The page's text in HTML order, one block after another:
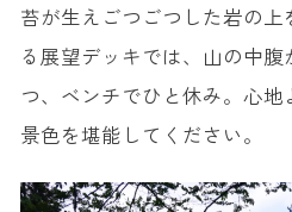
苔が生えごつごつした岩の
る展望デッキでは、山の中
つ、ベンチでひと休み。心
景色を堪能してください。